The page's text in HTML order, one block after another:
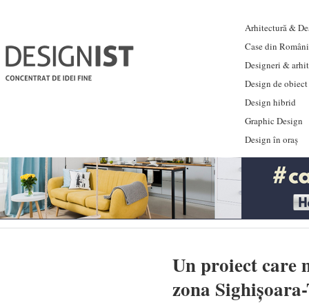
Arhitectură &
Case din
Designeri &
Design de obiect
Design hibrid
Graphic Design
Design în oraș
Un proiect care
zona